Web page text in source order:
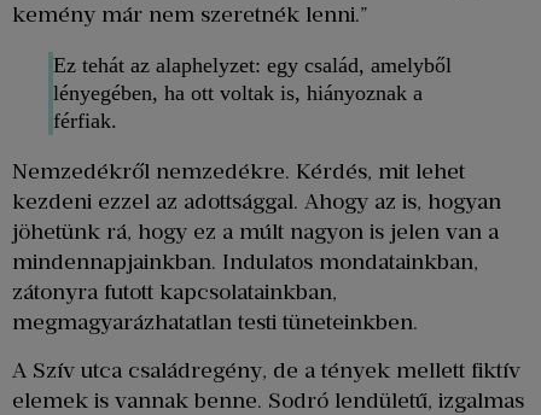
kemény már nem szeretnék lenni.”
Ez tehát az alaphelyzet: egy család, amelyből
lényegében, ha ott voltak is, hiányoznak a
férfiak.
Nemzedékről nemzedékre. Kérdés, mit lehet
kezdeni ezzel az adottsággal. Ahogy az is, hogyan
jöhetünk rá, hogy ez a múlt nagyon is jelen van a
mindennapjainkban. Indulatos mondatainkban,
zátonyra futott kapcsolatainkban,
megmagyarázhatatlan testi tüneteinkben.
A Szív utca családregény, de a tények mellett fiktív
elemek is vannak benne. Sodró lendületű, izgalmas